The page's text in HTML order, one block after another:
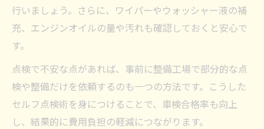
行いましょう。さらに、ワイパーやウォッシャー液の補
充、エンジンオイルの量や汚れも確認しておくと安心で
す。
点検で不安な点があれば、事前に整備工場で部分的な点
検や整備だけを依頼するのも一つの方法です。こうした
セルフ点検術を身につけることで、車検合格率も向上
し、結果的に費用負担の軽減につながります。